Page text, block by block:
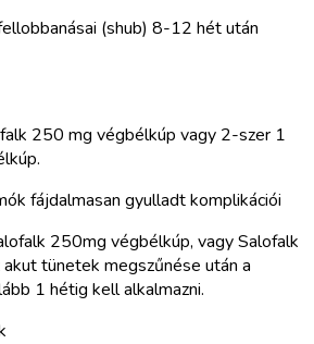
(shub) 8-12 hét után
250 mg végbélkúp vagy 2-szer 1
fájdalmasan gyulladt komplikációi
250mg végbélkúp, vagy Salofalk
tünetek megszűnése után a
1 hétig kell alkalmazni.